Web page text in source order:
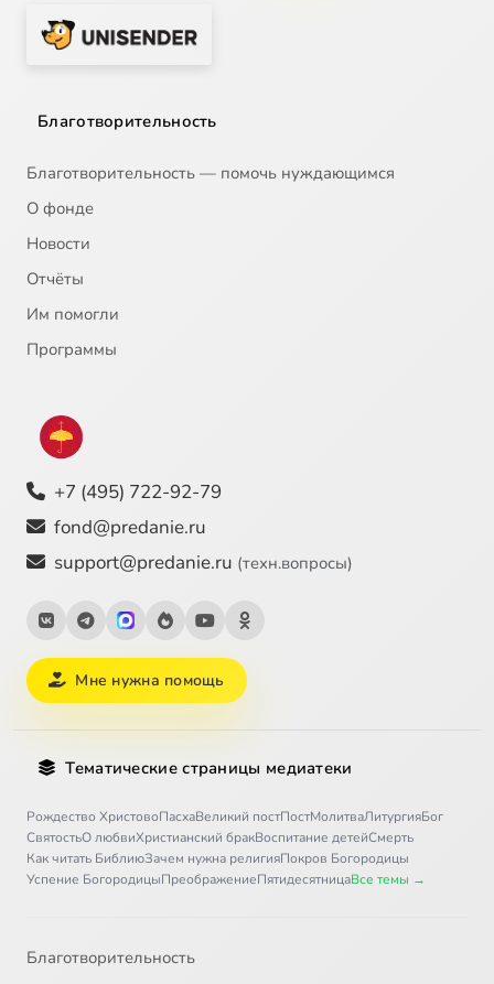
Благотворительность
Благотворительность — помочь нуждающимся
О фонде
Новости
Отчёты
Им помогли
Программы
+7 (495) 722-92-79
fond@predanie.ru
support@predanie.ru (техн.вопросы)
Мне нужна помощь
Тематические страницы медиатеки
Рождество ХристовоПасхаВеликий постПостМолитваЛитургияБог
СвятостьО любвиХристианский бракВоспитание детейСмерть
Как читать БиблиюЗачем нужна религияПокров Богородицы
Успение БогородицыПреображениеПятидесятницаВсе темы →
Благотворительность